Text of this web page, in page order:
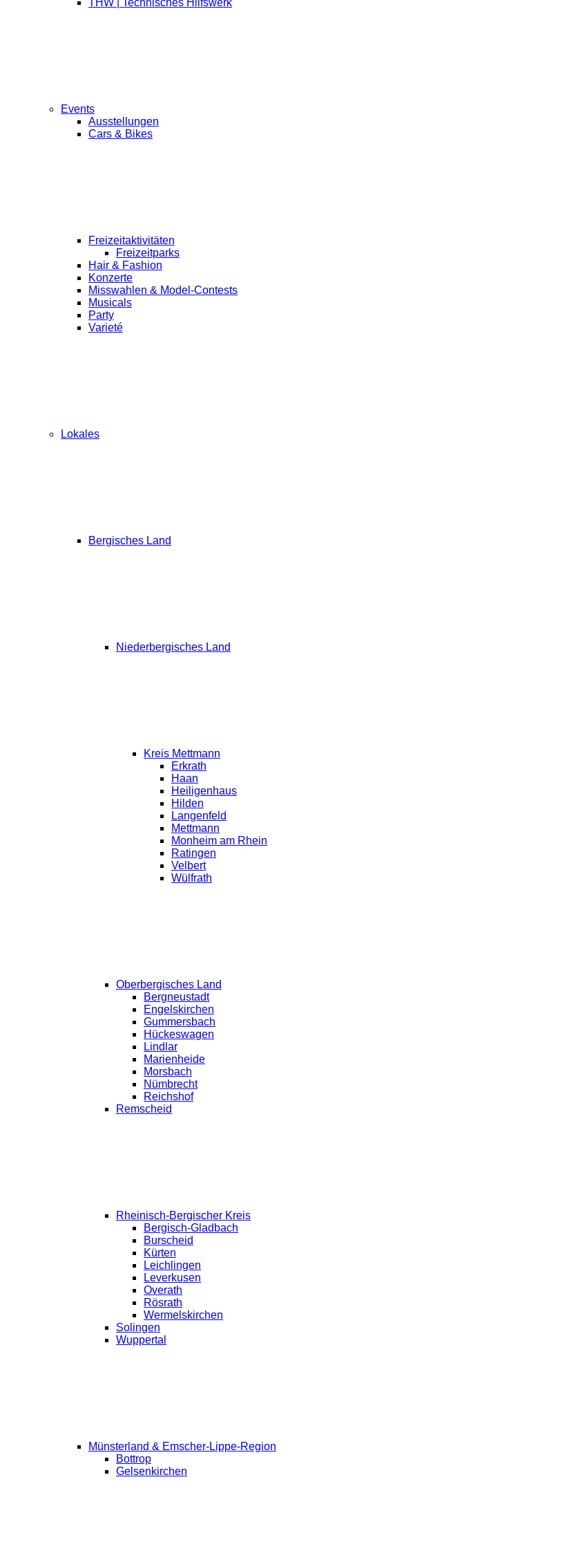
THW | Technisches Hilfswerk
Events
Ausstellungen
Cars & Bikes
Freizeitaktivitäten
Freizeitparks
Hair & Fashion
Konzerte
Misswahlen & Model-Contests
Musicals
Party
Varieté
Lokales
Bergisches Land
Niederbergisches Land
Kreis Mettmann
Erkrath
Haan
Heiligenhaus
Hilden
Langenfeld
Mettmann
Monheim am Rhein
Ratingen
Velbert
Wülfrath
Oberbergisches Land
Bergneustadt
Engelskirchen
Gummersbach
Hückeswagen
Lindlar
Marienheide
Morsbach
Nümbrecht
Reichshof
Remscheid
Rheinisch-Bergischer Kreis
Bergisch-Gladbach
Burscheid
Kürten
Leichlingen
Leverkusen
Overath
Rösrath
Wermelskirchen
Solingen
Wuppertal
Münsterland & Emscher-Lippe-Region
Bottrop
Gelsenkirchen